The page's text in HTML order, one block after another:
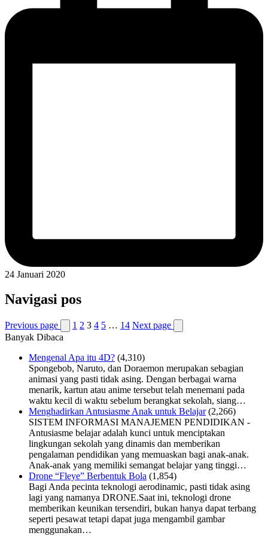
24 Januari 2020
Navigasi pos
Previous page 1 2 3 4 5 … 14 Next page
Banyak Dibaca
Mengenal Apa itu 4D? (4,310)
Spongebob, Naruto, dan Doraemon merupakan sebagian
animasi yang pasti tidak asing. Dengan berbagai warna
menarik, kartun atau anime tersebut telah menemani pada
waktu kecil di waktu sebelum berangkat sekolah, siang…
Menghadirkan Antusiasme Anak untuk Belajar (2,266)
SISTEM INFORMASI MANAJEMEN PENDIDIKAN -
Antusiasme belajar adalah kunci untuk menciptakan
lingkungan sekolah yang dinamis dan memberikan
pengalaman pendidikan yang memuaskan bagi anak-anak.
Anak-anak yang memiliki semangat belajar yang tinggi…
Drone “Fleye” Berbentuk Bola (1,854)
Bagi Anda pecinta teknologi aerodinamic, pasti tidak asing
lagi yang namanya DRONE.Saat ini, teknologi drone
memberikan keunikan tersendiri, bukan hanya dapat terbang
seperti pesawat tetapi dapat juga mengambil gambar
menggunakan…